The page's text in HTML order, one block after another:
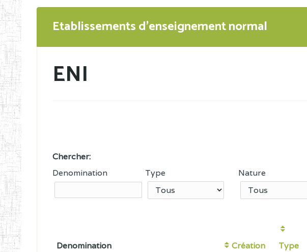
Organigramme
Etablissements d'enseignement normal
ENI
Chercher:
Denomination
Type Nature
Denomination Création Type